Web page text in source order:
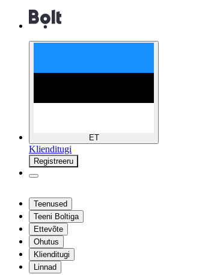
ET
Klienditugi
Registreeru
Teenused
Teeni Boltiga
Ettevõte
Ohutus
Klienditugi
Linnad